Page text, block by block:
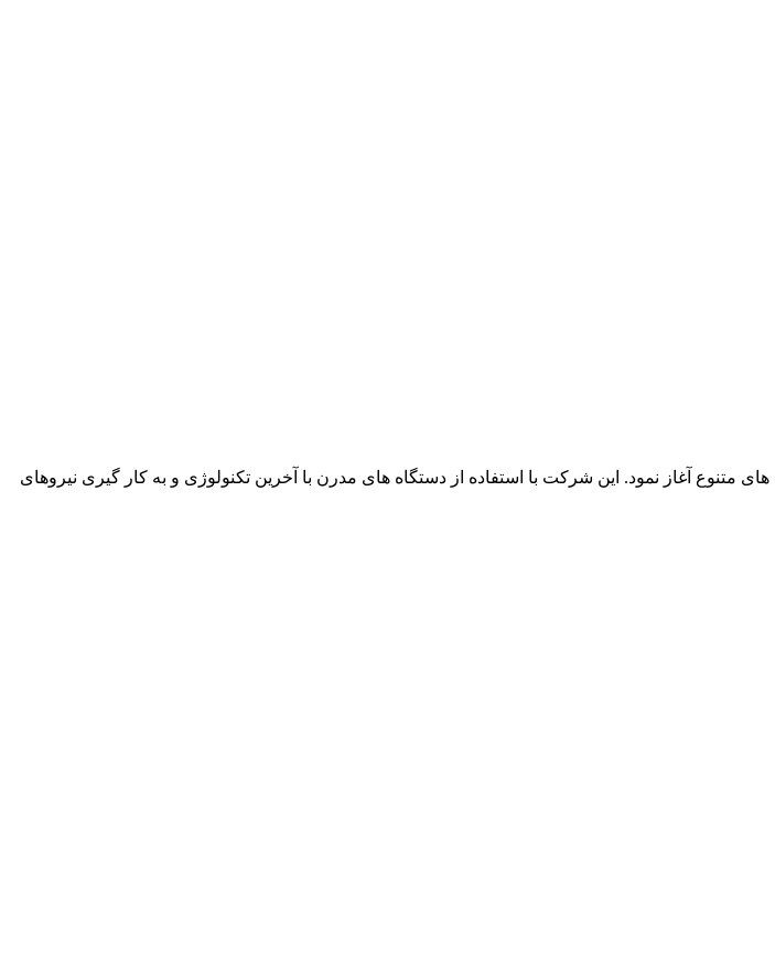
تایل های سقفی در طرح ها و رنگ های متنوع آغاز نمود. این شرکت با استفاده از دستگاه های مدرن با آخرین تکنولوژی و به کار گیری نیروهای